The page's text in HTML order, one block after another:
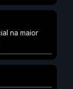
na maior